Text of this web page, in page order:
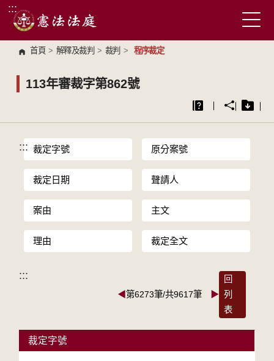
跳到主要內容區塊
:::
首頁 > 解釋及裁判 > 裁判 > 程序裁定
113年審裁字第862號
::: 裁定字號 原分案號
裁定日期 聲請人
案由 主文
理由 裁定全文
:::
◀第6273筆/共9617筆 ▶
回
列
表
裁定字號